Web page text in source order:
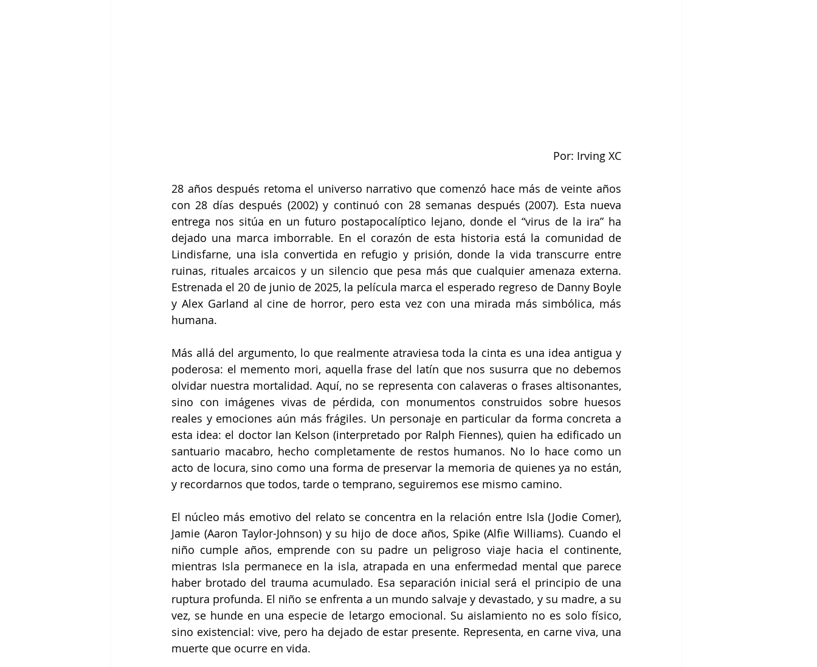
Por: Irving XC
28 años después retoma el universo narrativo que comenzó hace más de veinte años
con 28 días después (2002) y continuó con 28 semanas después (2007). Esta nueva
entrega nos sitúa en un futuro postapocalíptico lejano, donde el “virus de la ira” ha
dejado una marca imborrable. En el corazón de esta historia está la comunidad de
Lindisfarne, una isla convertida en refugio y prisión, donde la vida transcurre entre
ruinas, rituales arcaicos y un silencio que pesa más que cualquier amenaza externa.
Estrenada el 20 de junio de 2025, la película marca el esperado regreso de Danny Boyle
y Alex Garland al cine de horror, pero esta vez con una mirada más simbólica, más
humana.
Más allá del argumento, lo que realmente atraviesa toda la cinta es una idea antigua y
poderosa: el memento mori, aquella frase del latín que nos susurra que no debemos
olvidar nuestra mortalidad. Aquí, no se representa con calaveras o frases altisonantes,
sino con imágenes vivas de pérdida, con monumentos construidos sobre huesos
reales y emociones aún más frágiles. Un personaje en particular da forma concreta a
esta idea: el doctor Ian Kelson (interpretado por Ralph Fiennes), quien ha edificado un
santuario macabro, hecho completamente de restos humanos. No lo hace como un
acto de locura, sino como una forma de preservar la memoria de quienes ya no están,
y recordarnos que todos, tarde o temprano, seguiremos ese mismo camino.
El núcleo más emotivo del relato se concentra en la relación entre Isla (Jodie Comer),
Jamie (Aaron Taylor-Johnson) y su hijo de doce años, Spike (Alfie Williams). Cuando el
niño cumple años, emprende con su padre un peligroso viaje hacia el continente,
mientras Isla permanece en la isla, atrapada en una enfermedad mental que parece
haber brotado del trauma acumulado. Esa separación inicial será el principio de una
ruptura profunda. El niño se enfrenta a un mundo salvaje y devastado, y su madre, a su
vez, se hunde en una especie de letargo emocional. Su aislamiento no es solo físico,
sino existencial: vive, pero ha dejado de estar presente. Representa, en carne viva, una
muerte que ocurre en vida.